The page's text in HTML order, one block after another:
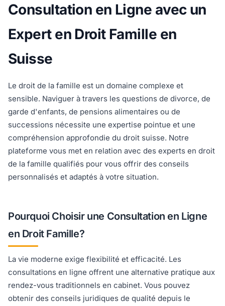
Consultation en Ligne avec un
Expert en Droit Famille en
Suisse
Le droit de la famille est un domaine complexe et
sensible. Naviguer à travers les questions de divorce, de
garde d'enfants, de pensions alimentaires ou de
successions nécessite une expertise pointue et une
compréhension approfondie du droit suisse. Notre
plateforme vous met en relation avec des experts en droit
de la famille qualifiés pour vous offrir des conseils
personnalisés et adaptés à votre situation.
Pourquoi Choisir une Consultation en Ligne
en Droit Famille?
La vie moderne exige flexibilité et efficacité. Les
consultations en ligne offrent une alternative pratique aux
rendez-vous traditionnels en cabinet. Vous pouvez
obtenir des conseils juridiques de qualité depuis le